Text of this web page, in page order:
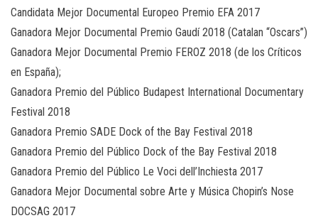
Candidata Mejor Documental Europeo Premio EFA 2017
Ganadora Mejor Documental Premio Gaudí 2018 (Catalan “Oscars”)
Ganadora Mejor Documental Premio FEROZ 2018 (de los Críticos
en España);
Ganadora Premio del Público Budapest International Documentary
Festival 2018
Ganadora Premio SADE Dock of the Bay Festival 2018
Ganadora Premio del Público Dock of the Bay Festival 2018
Ganadora Premio del Público Le Voci dell’Inchiesta 2017
Ganadora Mejor Documental sobre Arte y Música Chopin’s Nose
DOCSAG 2017